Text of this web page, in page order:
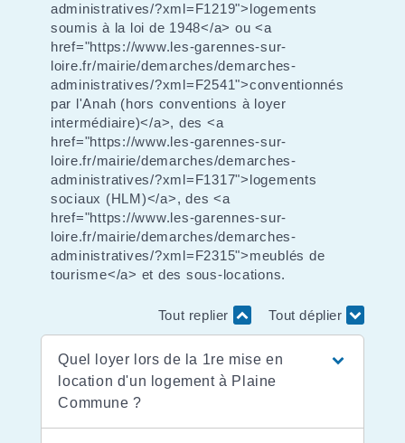
administratives/?xml=F1219">logements
soumis à la loi de 1948</a> ou <a
href="https://www.les-garennes-sur-
loire.fr/mairie/demarches/demarches-
administratives/?xml=F2541">conventionnés
par l'Anah (hors conventions à loyer
intermédiaire)</a>, des <a
href="https://www.les-garennes-sur-
loire.fr/mairie/demarches/demarches-
administratives/?xml=F1317">logements
sociaux (HLM)</a>, des <a
href="https://www.les-garennes-sur-
loire.fr/mairie/demarches/demarches-
administratives/?xml=F2315">meublés de
tourisme</a> et des sous-locations.
Tout replier Tout déplier
Quel loyer lors de la 1re mise en
location d'un logement à Plaine
Commune ?